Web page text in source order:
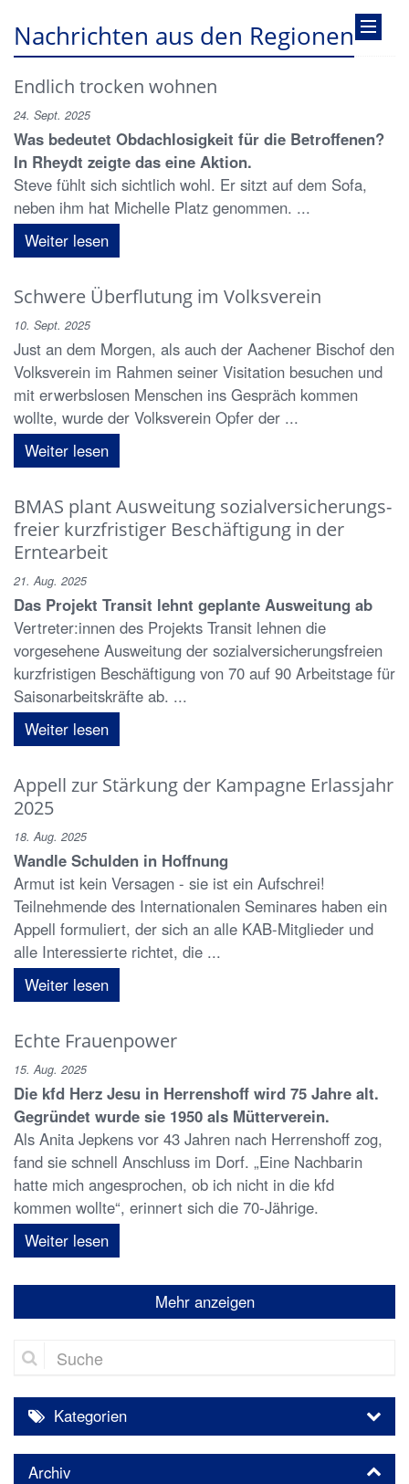
Nachrichten aus den Regionen
Endlich trocken wohnen
24. Sept. 2025
Was bedeutet Obdachlosigkeit für die Betroffenen?
In Rheydt zeigte das eine Aktion.
Steve fühlt sich sichtlich wohl. Er sitzt auf dem Sofa,
neben ihm hat Michelle Platz genommen. ...
Weiter lesen
Schwere Überflutung im Volksverein
10. Sept. 2025
Just an dem Morgen, als auch der Aachener Bischof den
Volksverein im Rahmen seiner Visitation besuchen und
mit erwerbslosen Menschen ins Gespräch kommen
wollte, wurde der Volksverein Opfer der ...
Weiter lesen
BMAS plant Ausweitung sozialversicherungs-
freier kurzfristiger Beschäftigung in der
Erntearbeit
21. Aug. 2025
Das Projekt Transit lehnt geplante Ausweitung ab
Vertreter:innen des Projekts Transit lehnen die
vorgesehene Ausweitung der sozialversicherungsfreien
kurzfristigen Beschäftigung von 70 auf 90 Arbeitstage für
Saisonarbeitskräfte ab. ...
Weiter lesen
Appell zur Stärkung der Kampagne Erlassjahr
2025
18. Aug. 2025
Wandle Schulden in Hoffnung
Armut ist kein Versagen - sie ist ein Aufschrei!
Teilnehmende des Internationalen Seminares haben ein
Appell formuliert, der sich an alle KAB-Mitglieder und
alle Interessierte richtet, die ...
Weiter lesen
Echte Frauenpower
15. Aug. 2025
Die kfd Herz Jesu in Herrenshoff wird 75 Jahre alt.
Gegründet wurde sie 1950 als Mütterverein.
Als Anita Jepkens vor 43 Jahren nach Herrenshoff zog,
fand sie schnell Anschluss im Dorf. „Eine Nachbarin
hatte mich angesprochen, ob ich nicht in die kfd
kommen wollte“, erinnert sich die 70-Jährige.
Weiter lesen
Mehr anzeigen
Suche
Kategorien
Archiv